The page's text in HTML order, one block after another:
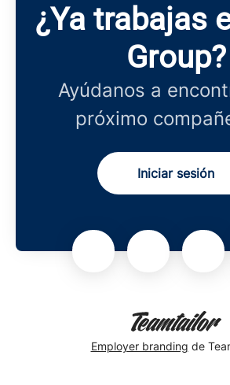
¿Ya trabajas
Group?
Ayúdanos a
próximo
Iniciar sesión
Employer branding de